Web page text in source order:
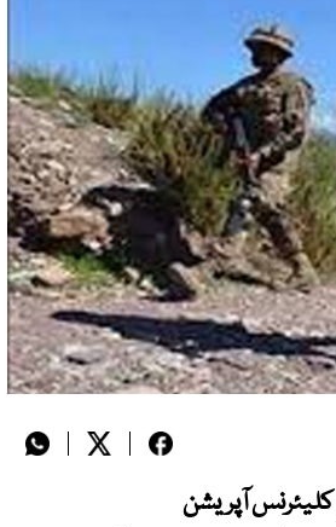
کلیئرنس آپریشن